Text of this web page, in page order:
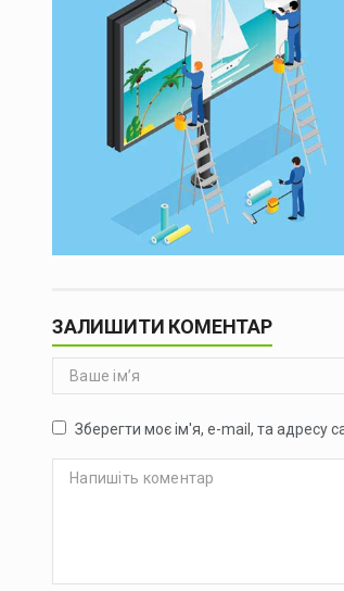
ЗАЛИШИТИ КОМЕНТАР
Зберегти моє ім'я, e-mail, та адресу